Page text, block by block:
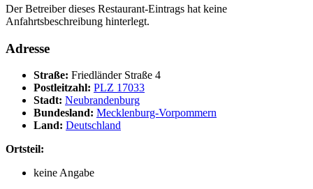
Der Betreiber dieses Restaurant-Eintrags hat keine
Anfahrtsbeschreibung hinterlegt.
Adresse
Straße: Friedländer Straße 4
Postleitzahl: PLZ 17033
Stadt: Neubrandenburg
Bundesland: Mecklenburg-Vorpommern
Land: Deutschland
Ortsteil:
keine Angabe